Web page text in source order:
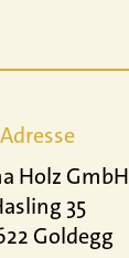
Adresse
Holz GmbH
35
Goldegg